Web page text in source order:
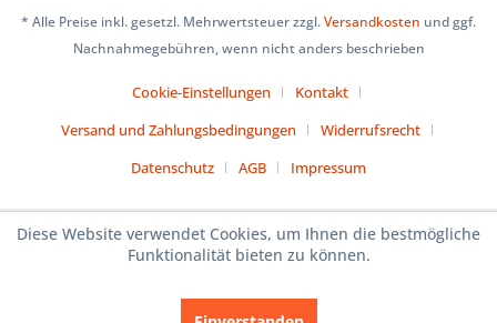
* Alle Preise inkl. gesetzl. Mehrwertsteuer zzgl.Versandkosten und ggf.
Nachnahmegebühren, wenn nicht anders beschrieben
Cookie-Einstellungen
Kontakt
Versand und Zahlungsbedingungen
Widerrufsrecht
Datenschutz
AGB Impressum
Diese Website verwendet Cookies, um Ihnen die bestmögliche
Funktionalität bieten zu können.